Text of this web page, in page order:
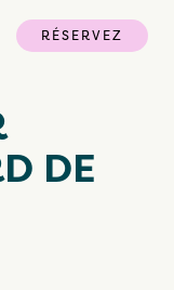
RÉSERVEZ
DE